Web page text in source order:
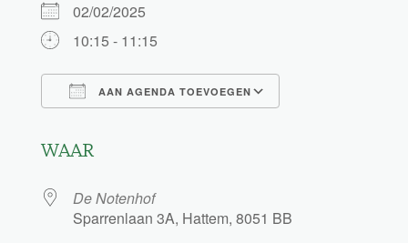
02/02/2025
10:15 - 11:15
AAN AGENDA TOEVOEGEN
WAAR
De Notenhof
Sparrenlaan 3A, Hattem, 8051 BB